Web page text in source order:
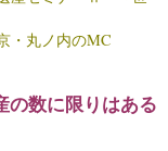
・丸ノ内のMC
の数に限りはある